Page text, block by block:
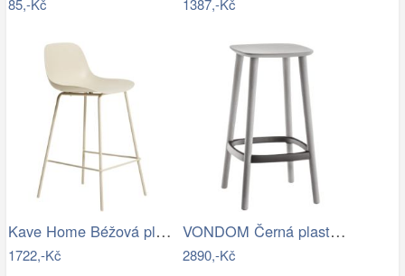
85,-Kč 1387,-Kč
Kave Home Béžová plastová barová židle…
1722,-Kč
VONDOM Černá plastová barová židle…
2890,-Kč